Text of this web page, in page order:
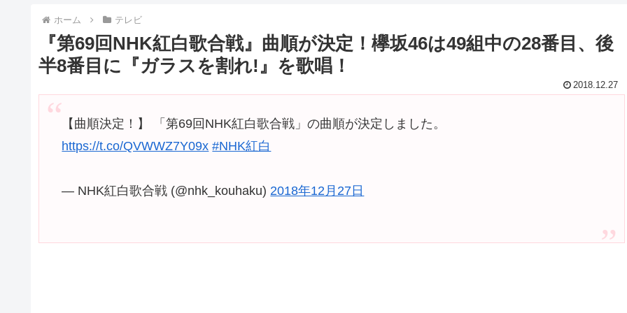
ホーム テレビ
『第69回NHK紅白歌合戦』曲順が決定！欅坂46は49組中の28番目、後
半8番目に『ガラスを割れ!』を歌唱！
2018.12.27
【曲順決定！】 「第69回NHK紅白歌合戦」の曲順が決定しました。
https://t.co/QVWWZ7Y09x #NHK紅白
— NHK紅白歌合戦 (@nhk_kouhaku) 2018年12月27日